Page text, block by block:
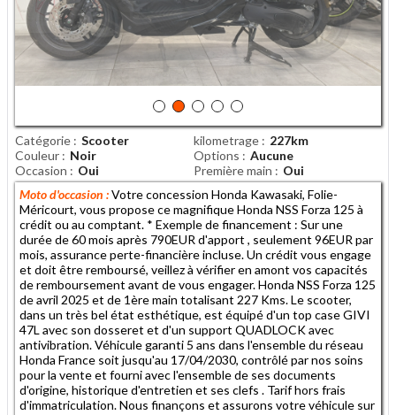
Catégorie Scooter kilometrage
227km
Couleur
Noir Options
Aucune
Occasion
Oui Première main
Oui
Moto d'occasion :Votre concession Honda Kawasaki, Folie-
Méricourt, vous propose ce magnifique Honda NSS Forza 125 à
crédit ou au comptant. * Exemple de financement : Sur une
durée de 60 mois après 790EUR d'apport , seulement 96EUR par
mois, assurance perte-financière incluse. Un crédit vous engage
et doit être remboursé, veillez à vérifier en amont vos capacités
de remboursement avant de vous engager. Honda NSS Forza 125
de avril 2025 et de 1ère main totalisant 227 Kms. Le scooter,
dans un très bel état esthétique, est équipé d'un top case GIVI
47L avec son dosseret et d'un support QUADLOCK avec
antivibration. Véhicule garanti 5 ans dans l'ensemble du réseau
Honda France soit jusqu'au 17/04/2030, contrôlé par nos soins
pour la vente et fourni avec l'ensemble de ses documents
d'origine, historique d'entretien et ses clefs . Tarif hors frais
d'immatriculation. Nous finançons et assurons votre véhicule sur